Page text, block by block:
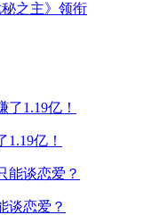
之主》领衔
亿！
谈恋爱？